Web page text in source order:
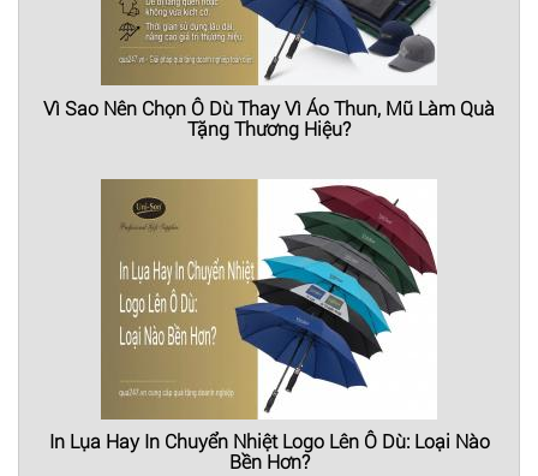
Vì Sao Nên Chọn Ô Dù Thay Vì Áo Thun, Mũ Làm Quà
Tặng Thương Hiệu?
In Lụa Hay In Chuyển Nhiệt Logo Lên Ô Dù: Loại Nào
Bền Hơn?